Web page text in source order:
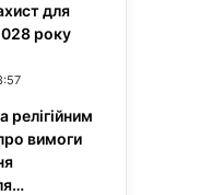
для
року
релігійним
вимоги